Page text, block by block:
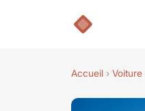
Accueil › Voiture